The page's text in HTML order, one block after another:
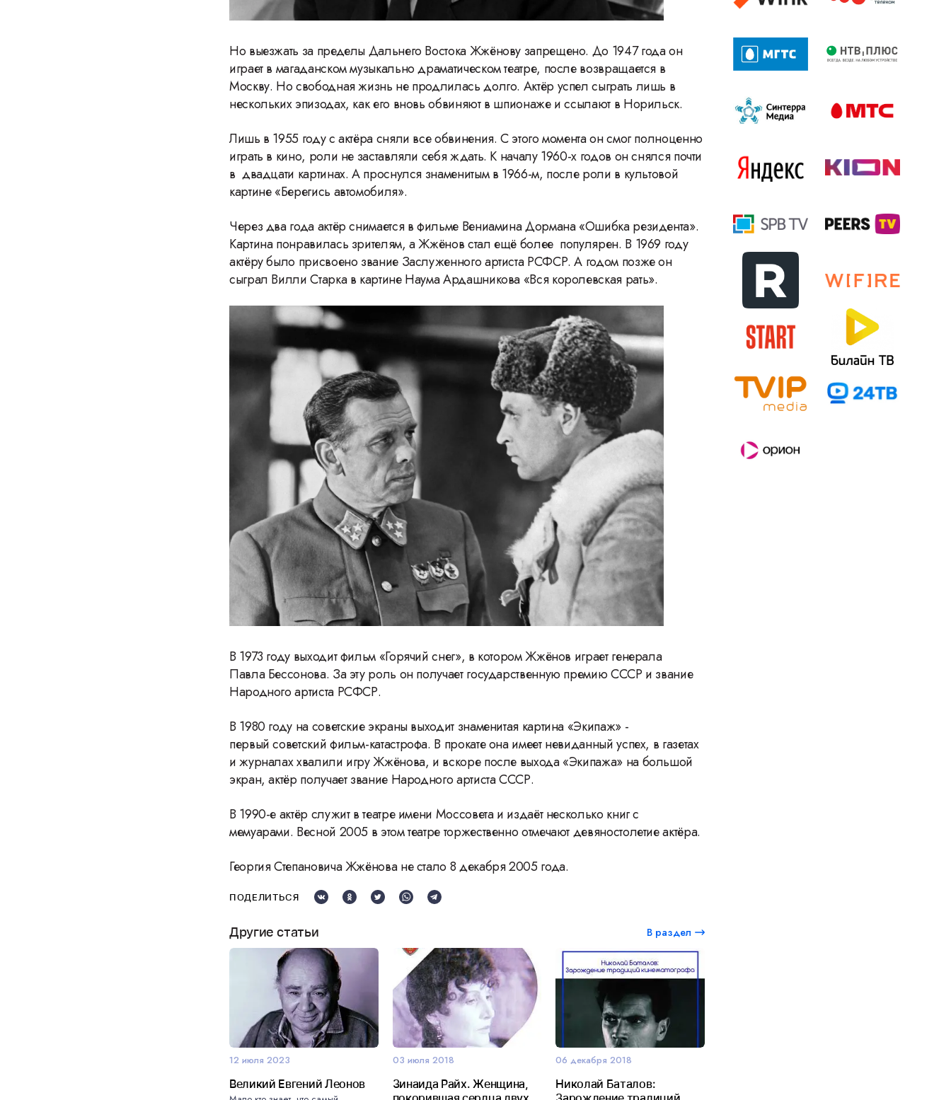
Но выезжать за пределы Дальнего Востока Жжёнову запрещено. До 1947 года он
играет в магаданском музыкально драматическом театре, после возвращается в
Москву. Но свободная жизнь не продлилась долго. Актёр успел сыграть лишь в
нескольких эпизодах, как его вновь обвиняют в шпионаже и ссылают в Норильск.
Лишь в 1955 году с актёра сняли все обвинения. С этого момента он смог полноценно
играть в кино, роли не заставляли себя ждать. К началу 1960-х годов он снялся почти
в двадцати картинах. А проснулся знаменитым в 1966-м, после роли в культовой
картине «Берегись автомобиля».
Через два года актёр снимается в фильме Вениамина Дормана «Ошибка резидента».
Картина понравилась зрителям, а Жжёнов стал ещё более популярен. В 1969 году
актёру было присвоено звание Заслуженного артиста РСФСР. А годом позже он
сыграл Вилли Старка в картине Наума Ардашникова «Вся королевская рать».
В 1973 году выходит фильм «Горячий снег», в котором Жжёнов играет генерала
Павла Бессонова. За эту роль он получает государственную премию СССР и звание
Народного артиста РСФСР.
В 1980 году на советские экраны выходит знаменитая картина «Экипаж» -
первый советский фильм-катастрофа. В прокате она имеет невиданный успех, в газетах
и журналах хвалили игру Жжёнова, и вскоре после выхода «Экипажа» на большой
экран, актёр получает звание Народного артиста СССР.
В 1990-е актёр служит в театре имени Моссовета и издаёт несколько книг с
мемуарами. Весной 2005 в этом театре торжественно отмечают девяностолетие актёра.
Георгия Степановича Жжёнова не стало 8 декабря 2005 года.
ПОДЕЛИТЬСЯ
Другие статьи В раздел
12 июля 2023
Великий Евгений Леонов
03 июля 2018
Зинаида Райх. Женщина,
06 декабря 2018
Николай Баталов: